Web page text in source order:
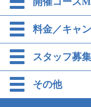
料金／キャ
スタッフ募
その他